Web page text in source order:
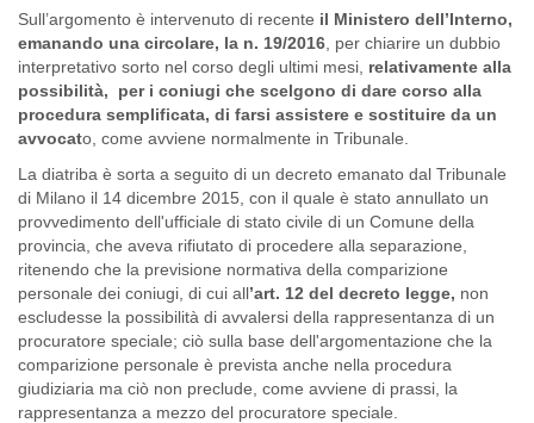
Sull’argomento è intervenuto di recente il Ministero dell’Interno,
emanando una circolare, la n. 19/2016 , per chiarire un dubbio
interpretativo sorto nel corso degli ultimi mesi, relativamente alla
possibilità, per i coniugi che scelgono di dare corso alla
procedura semplificata, di farsi assistere e sostituire da un
avvocato, come avviene normalmente in Tribunale.
La diatriba è sorta a seguito di un decreto emanato dal Tribunale
di Milano il 14 dicembre 2015, con il quale è stato annullato un
provvedimento dell'ufficiale di stato civile di un Comune della
provincia, che aveva rifiutato di procedere alla separazione,
ritenendo che la previsione normativa della comparizione
personale dei coniugi, di cui all’art. 12 del decreto legge, non
escludesse la possibilità di avvalersi della rappresentanza di un
procuratore speciale; ciò sulla base dell'argomentazione che la
comparizione personale è prevista anche nella procedura
giudiziaria ma ciò non preclude, come avviene di prassi, la
rappresentanza a mezzo del procuratore speciale.